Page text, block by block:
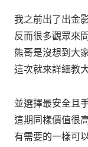
我之前出了出金
反而很多觀眾來
熊哥是沒想到大
這次就來詳細教
並選擇最安全且
這期同樣價值很
有需要的一樣可